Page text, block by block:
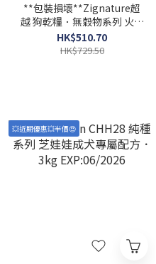
**包裝損壞**Zignature超
越 狗乾糧．無穀物系列 火雞
配方．25lb
HK$510.70
HK$729.50
💥近期優惠💥半價😍